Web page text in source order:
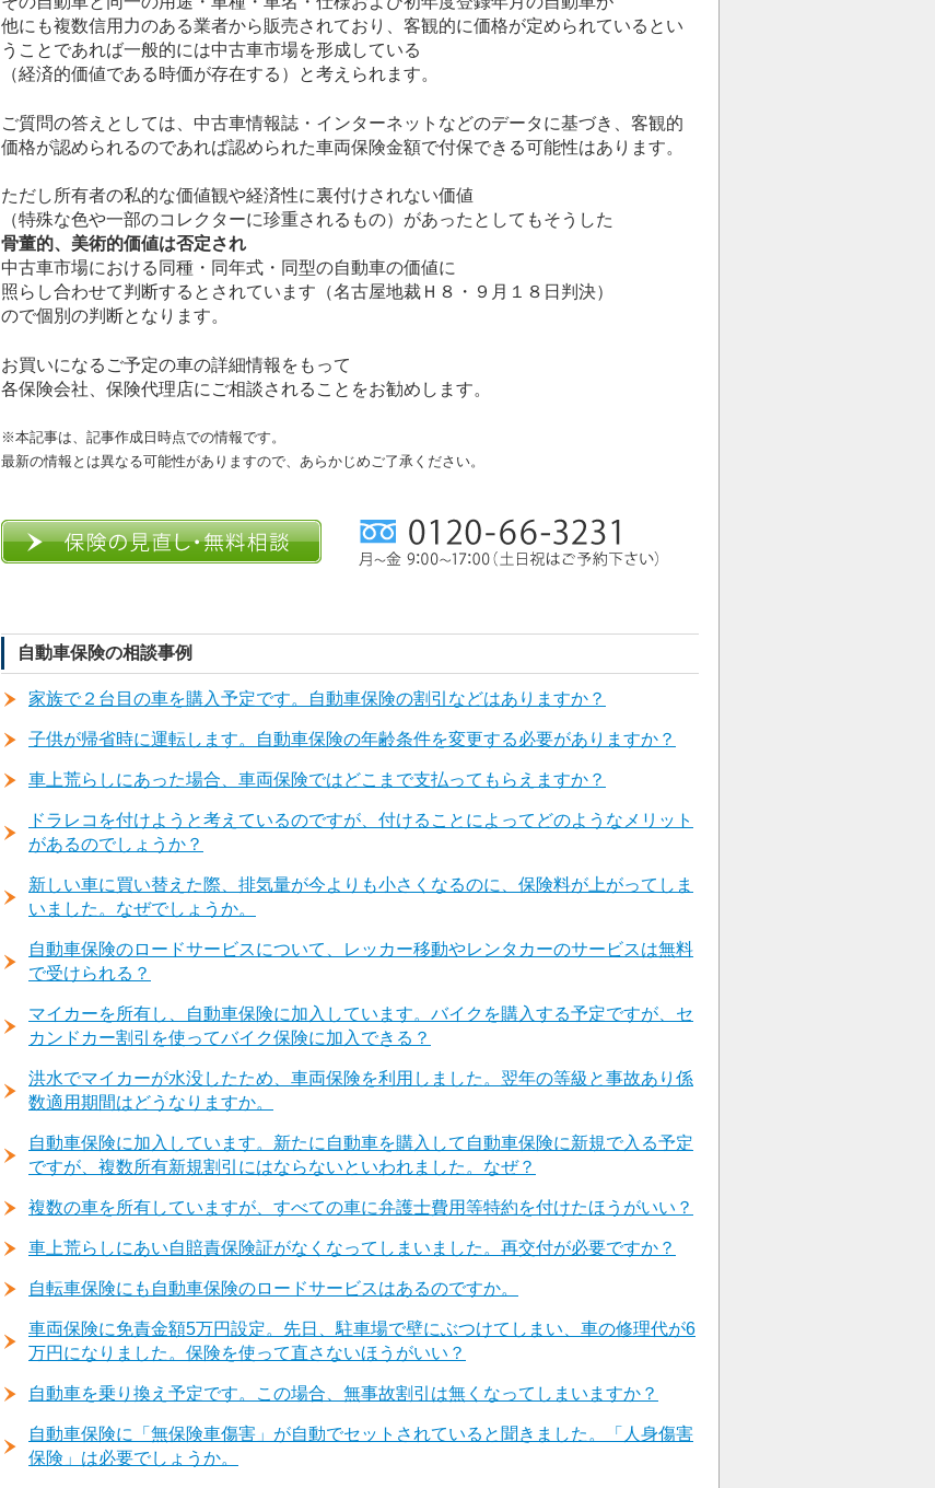
他にも複数信用力のある業者から販売されており、客観的に価格が定められているとい
うことであれば一般的には中古車市場を形成している
（経済的価値である時価が存在する）と考えられます。
ご質問の答えとしては、中古車情報誌・インターネットなどのデータに基づき、客観的
価格が認められるのであれば認められた車両保険金額で付保できる可能性はあります。
ただし所有者の私的な価値観や経済性に裏付けされない価値
（特殊な色や一部のコレクターに珍重されるもの）があったとしてもそうした
骨董的、美術的価値は否定され
中古車市場における同種・同年式・同型の自動車の価値に
照らし合わせて判断するとされています（名古屋地裁Ｈ８・９月１８日判決）
ので個別の判断となります。
お買いになるご予定の車の詳細情報をもって
各保険会社、保険代理店にご相談されることをお勧めします。
※本記事は、記事作成日時点での情報です。
最新の情報とは異なる可能性がありますので、あらかじめご了承ください。
自動車保険の相談事例
家族で２台目の車を購入予定です。自動車保険の割引などはありますか？
子供が帰省時に運転します。自動車保険の年齢条件を変更する必要がありますか？
車上荒らしにあった場合、車両保険ではどこまで支払ってもらえますか？
ドラレコを付けようと考えているのですが、付けることによってどのようなメリット
があるのでしょうか？
新しい車に買い替えた際、排気量が今よりも小さくなるのに、保険料が上がってしま
いました。なぜでしょうか。
自動車保険のロードサービスについて、レッカー移動やレンタカーのサービスは無料
で受けられる？
マイカーを所有し、自動車保険に加入しています。バイクを購入する予定ですが、セ
カンドカー割引を使ってバイク保険に加入できる？
洪水でマイカーが水没したため、車両保険を利用しました。翌年の等級と事故あり係
数適用期間はどうなりますか。
自動車保険に加入しています。新たに自動車を購入して自動車保険に新規で入る予定
ですが、複数所有新規割引にはならないといわれました。なぜ？
複数の車を所有していますが、すべての車に弁護士費用等特約を付けたほうがいい？
車上荒らしにあい自賠責保険証がなくなってしまいました。再交付が必要ですか？
自転車保険にも自動車保険のロードサービスはあるのですか。
車両保険に免責金額5万円設定。先日、駐車場で壁にぶつけてしまい、車の修理代が6
万円になりました。保険を使って直さないほうがいい？
自動車を乗り換え予定です。この場合、無事故割引は無くなってしまいますか？
自動車保険に「無保険車傷害」が自動でセットされていると聞きました。「人身傷害
保険」は必要でしょうか。